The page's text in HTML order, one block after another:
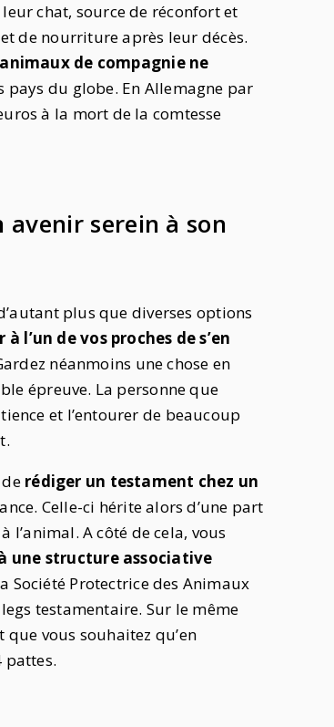
chat, source de réconfort et
de nourriture après leur décès.
de compagnie ne
pays du globe. En Allemagne par
à la mort de la comtesse
serein à son
plus que diverses options
l’un de vos proches de s’en
néanmoins une chose en
épreuve. La personne que
et l’entourer de beaucoup
rédiger un testament chez un
Celle-ci hérite alors d’une part
l’animal. A côté de cela, vous
une structure associative
Société Protectrice des Animaux
testamentaire. Sur le même
vous souhaitez qu’en
pattes.